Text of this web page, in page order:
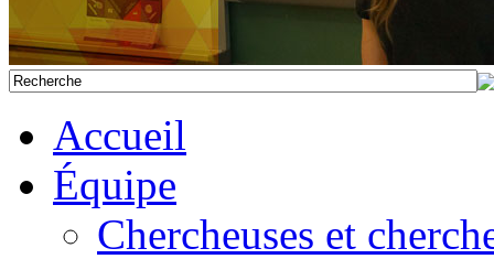
Accueil
Équipe
Chercheuses et